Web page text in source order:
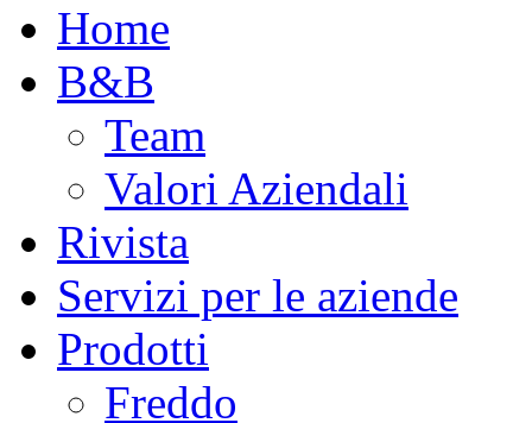
Home
B&B
Team
Valori Aziendali
Rivista
Servizi per le aziende
Prodotti
Freddo